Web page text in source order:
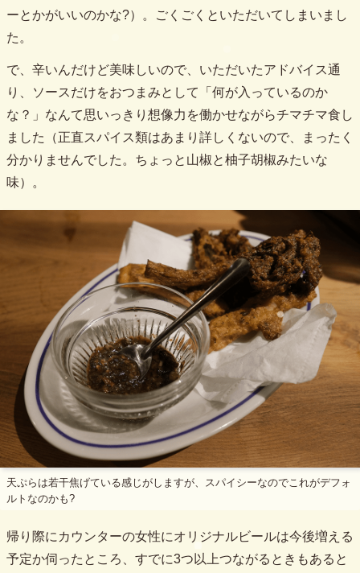
ーとかがいいのかな?）。ごくごくといただいてしまいまし
た。
で、辛いんだけど美味しいので、いただいたアドバイス通
り、ソースだけをおつまみとして「何が入っているのか
な？」なんて思いっきり想像力を働かせながらチマチマ食し
ました（正直スパイス類はあまり詳しくないので、まったく
分かりませんでした。ちょっと山椒と柚子胡椒みたいな
味）。
天ぷらは若干焦げている感じがしますが、スパイシーなのでこれがデフォ
ルトなのかも?
帰り際にカウンターの女性にオリジナルビールは今後増える
予定か伺ったところ、すでに3つ以上つながるときもあると